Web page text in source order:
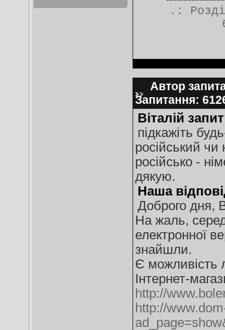
.:
Автор
Запитання:
Віталій
підкажіть
російський чи
російсько -
дякую.
Наша
Доброго дня,
На жаль,
електронної
знайшли.
Є можливість
Інтернет-
http://
http://